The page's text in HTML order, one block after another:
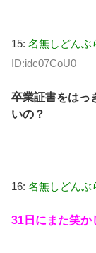
15: 名無しどんぶ
ID:idc07CoU0
卒業証書をはっ
いの？
16: 名無しどんぶ
31日にまた笑か